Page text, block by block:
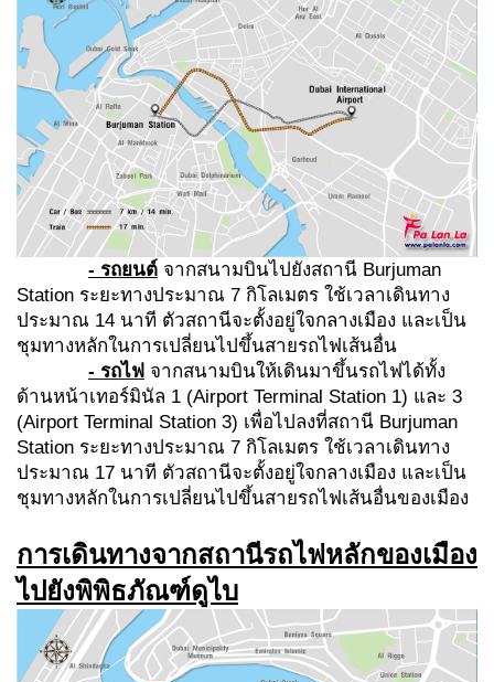
- รถยนต์ จากสนามบินไปยังสถานี Burjuman
Station ระยะทางประมาณ 7 กิโลเมตร ใช้เวลาเดินทาง
ประมาณ 14 นาที ตัวสถานีจะตั้งอยู่ใจกลางเมือง และเป็น
ชุมทางหลักในการเปลี่ยนไปขึ้นสายรถไฟเส้นอื่น
- รถไฟ จากสนามบินให้เดินมาขึ้นรถไฟได้ทั้ง
ด้านหน้าเทอร์มินัล 1 (Airport Terminal Station 1) และ 3
(Airport Terminal Station 3) เพื่อไปลงที่สถานี Burjuman
Station ระยะทางประมาณ 7 กิโลเมตร ใช้เวลาเดินทาง
ประมาณ 17 นาที ตัวสถานีจะตั้งอยู่ใจกลางเมือง และเป็น
ชุมทางหลักในการเปลี่ยนไปขึ้นสายรถไฟเส้นอื่นของเมือง
การเดินทางจากสถานีรถไฟหลักของเมือง
ไปยังพิพิธภัณฑ์ดูไบ